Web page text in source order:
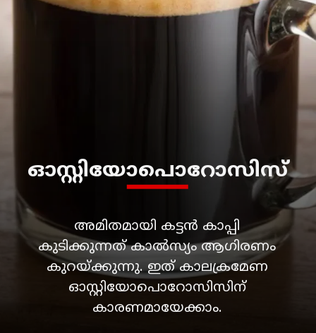
അമിതമായി കട്ടൻ കാപ്പി
കുടിക്കുന്നത് കാൽസ്യം ആഗിരണം
കുറയ്ക്കുന്നു. ഇത് കാലക്രമേണ
ഓസ്റ്റിയോപൊറോസിസിന്
ഓസ്റ്റിയോപൊറോസിസ്